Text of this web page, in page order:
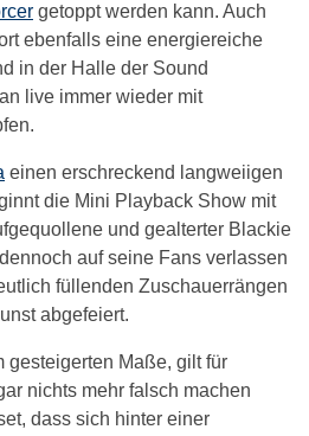
getoppt werden kann. Auch
ebenfalls eine energiereiche
in der Halle der Sound
live immer wieder mit
einen erschreckend langweiigen
die Mini Playback Show mit
und gealterter Blackie
auf seine Fans verlassen
füllenden Zuschauerrängen
abgefeiert.
gesteigerten Maße, gilt für
nichts mehr falsch machen
dass sich hinter einer